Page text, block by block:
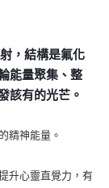
，結構是氟化
能量聚集、整
該有的光芒。
精神能量。
升心靈直覺力，有